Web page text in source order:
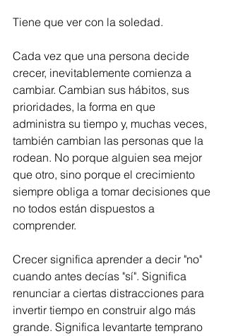
Tiene que ver con la soledad.
Cada vez que una persona decide
crecer, inevitablemente comienza a
cambiar. Cambian sus hábitos, sus
prioridades, la forma en que
administra su tiempo y, muchas veces,
también cambian las personas que la
rodean. No porque alguien sea mejor
que otro, sino porque el crecimiento
siempre obliga a tomar decisiones que
no todos están dispuestos a
comprender.
Crecer significa aprender a decir "no"
cuando antes decías "sí". Significa
renunciar a ciertas distracciones para
invertir tiempo en construir algo más
grande. Significa levantarte temprano